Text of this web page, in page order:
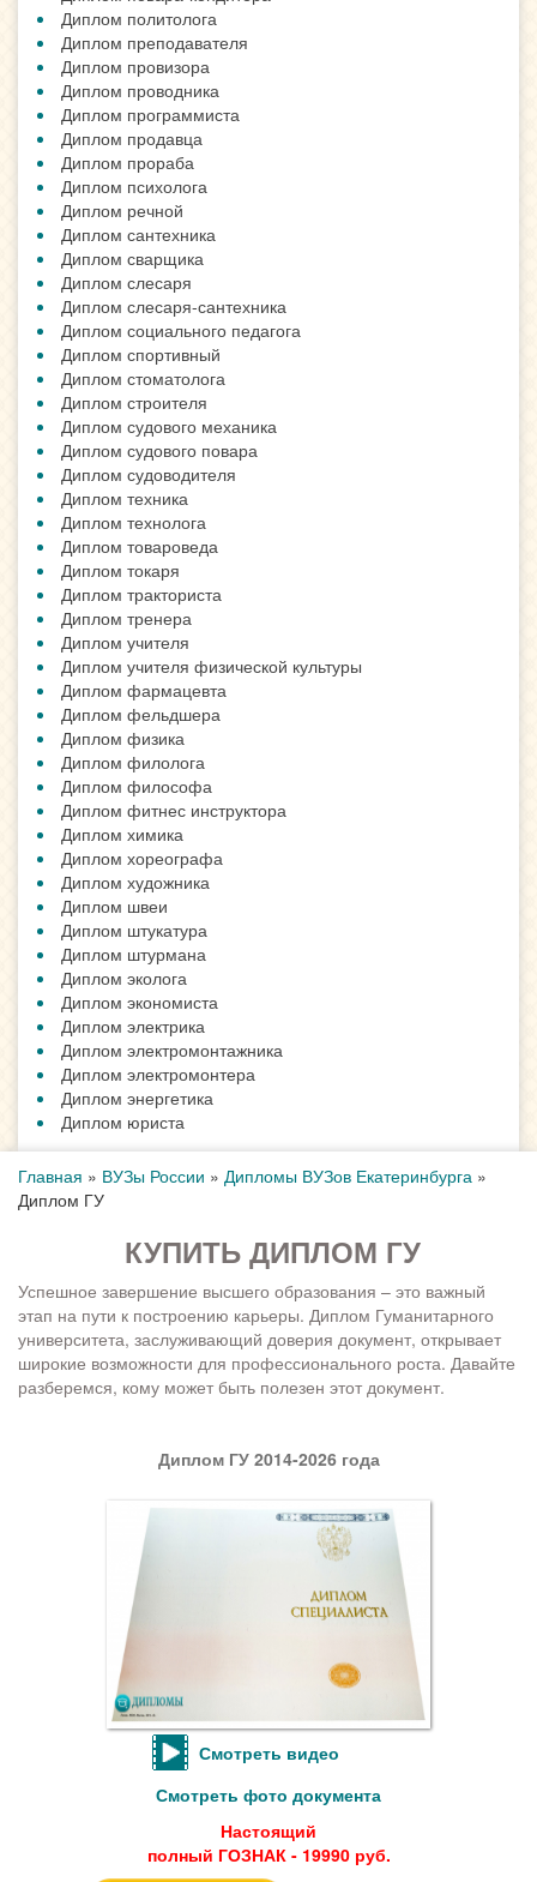
Диплом политолога
Диплом преподавателя
Диплом провизора
Диплом проводника
Диплом программиста
Диплом продавца
Диплом прораба
Диплом психолога
Диплом речной
Диплом сантехника
Диплом сварщика
Диплом слесаря
Диплом слесаря-сантехника
Диплом социального педагога
Диплом спортивный
Диплом стоматолога
Диплом строителя
Диплом судового механика
Диплом судового повара
Диплом судоводителя
Диплом техника
Диплом технолога
Диплом товароведа
Диплом токаря
Диплом тракториста
Диплом тренера
Диплом учителя
Диплом учителя физической культуры
Диплом фармацевта
Диплом фельдшера
Диплом физика
Диплом филолога
Диплом философа
Диплом фитнес инструктора
Диплом химика
Диплом хореографа
Диплом художника
Диплом швеи
Диплом штукатура
Диплом штурмана
Диплом эколога
Диплом экономиста
Диплом электрика
Диплом электромонтажника
Диплом электромонтера
Диплом энергетика
Диплом юриста
Главная » ВУЗы России » Дипломы ВУЗов Екатеринбурга »
Диплом ГУ
КУПИТЬ ДИПЛОМ ГУ
Успешное завершение высшего образования – это важный
этап на пути к построению карьеры. Диплом Гуманитарного
университета, заслуживающий доверия документ, открывает
широкие возможности для профессионального роста. Давайте
разберемся, кому может быть полезен этот документ.
Диплом ГУ 2014-2026 года
Смотреть видео
Смотреть фото документа
Настоящий
полный ГОЗНАК - 19990 руб.